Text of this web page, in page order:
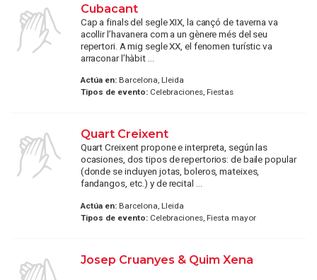
Cubacant
Cap a finals del segle XIX, la cançó de taverna va
acollir l’havanera com a un gènere més del seu
repertori. A mig segle XX, el fenomen turístic va
arraconar l’hàbit ...
Actúa en:Barcelona, Lleida
Tipos de evento:Celebraciones, Fiestas
Quart Creixent
Quart Creixent propone e interpreta, según las
ocasiones, dos tipos de repertorios: de baile popular
(donde se incluyen jotas, boleros, mateixes,
fandangos, etc.) y de recital ...
Actúa en:Barcelona, Lleida
Tipos de evento:Celebraciones, Fiesta mayor
Josep Cruanyes & Quim Xena